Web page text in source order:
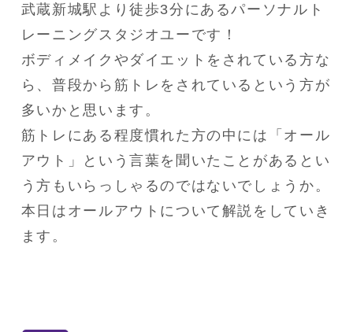
武蔵新城駅より徒歩3分にあるパーソナルト
レーニングスタジオユーです！
ボディメイクやダイエットをされている方な
ら、普段から筋トレをされているという方が
多いかと思います。
筋トレにある程度慣れた方の中には「オール
アウト」という言葉を聞いたことがあるとい
う方もいらっしゃるのではないでしょうか。
本日はオールアウトについて解説をしていき
ます。